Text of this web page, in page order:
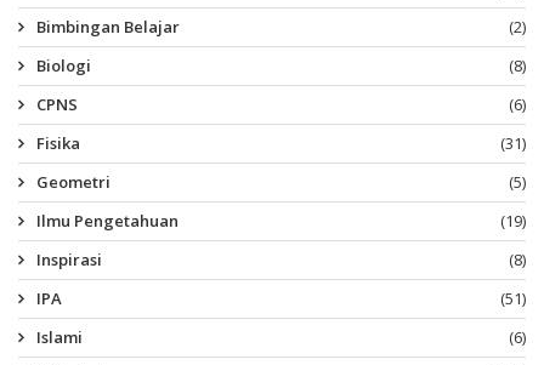
Bimbingan Belajar
(2)
Biologi
(8)
CPNS
(6)
Fisika
(31)
Geometri
(5)
Ilmu Pengetahuan
(19)
Inspirasi
(8)
IPA
(51)
Islami
(6)